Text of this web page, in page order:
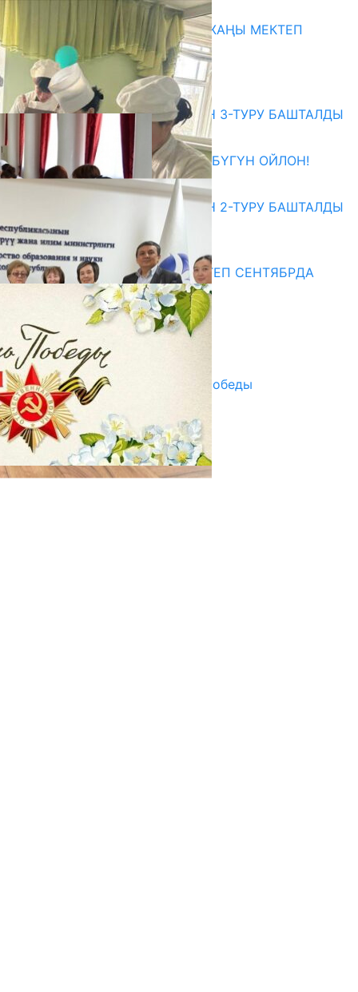
ОШТОГУ СЫРТ АЙЫЛЫНДА ЖАҢЫ МЕКТЕП
КУРУЛУУДА
06.08.2026
Абитуриент
ЖОЖДОРГО КАБЫЛ АЛУУНУН 3-ТУРУ БАШТАЛДЫ
27.07.2026
ӨЗҮҢДҮН КЕЛЕЧЕГИҢ ҮЧҮН БҮГҮН ОЙЛОН!
20.07.2026
ЖОЖДОРГО КАБЫЛ АЛУУНУН 2-ТУРУ БАШТАЛДЫ
20.07.2026
Медиа
СУЗАКТА 750 ОРУНДУУ МЕКТЕП СЕНТЯБРДА
ПАЙДАЛАНУУГА БЕРИЛЕТ
07.08.2025
Улуу Жеңиштин жандуу сөзү
29.04.2025
Награды в преддверии Дня Победы
29.04.2025